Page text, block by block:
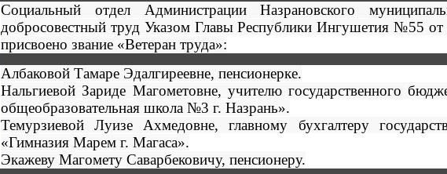
Социальный отдел Администрации Назрановского
добросовестный труд Указом Главы Республики Ингушетия №55
присвоено звание «Ветеран труда»:
Албаковой Тамаре Эдалгиреевне, пенсионерке.
Нальгиевой Зариде Магометовне, учителю государственного
общеобразовательная школа №3 г. Назрань».
Темурзиевой Луизе Ахмедовне, главному бухгалтеру
«Гимназия Марем г. Магаса».
Экажеву Магомету Саварбековичу, пенсионеру.